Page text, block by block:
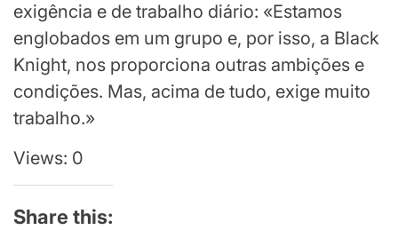
exigência e de trabalho diário: «Estamos
englobados em um grupo e, por isso, a Black
Knight, nos proporciona outras ambições e
condições. Mas, acima de tudo, exige muito
trabalho.»
Views: 0
Share this: